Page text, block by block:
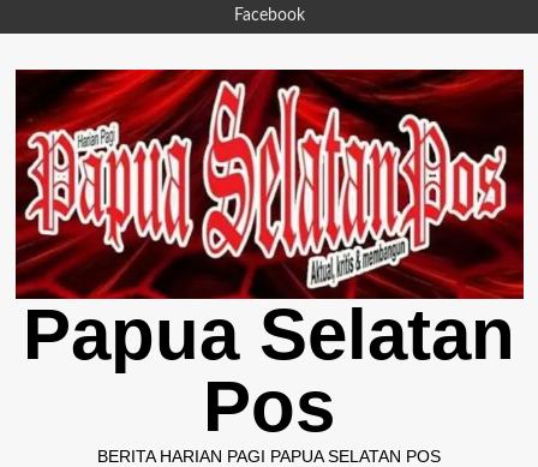
content
Facebook
Papua Selatan
Pos
BERITA HARIAN PAGI PAPUA SELATAN POS